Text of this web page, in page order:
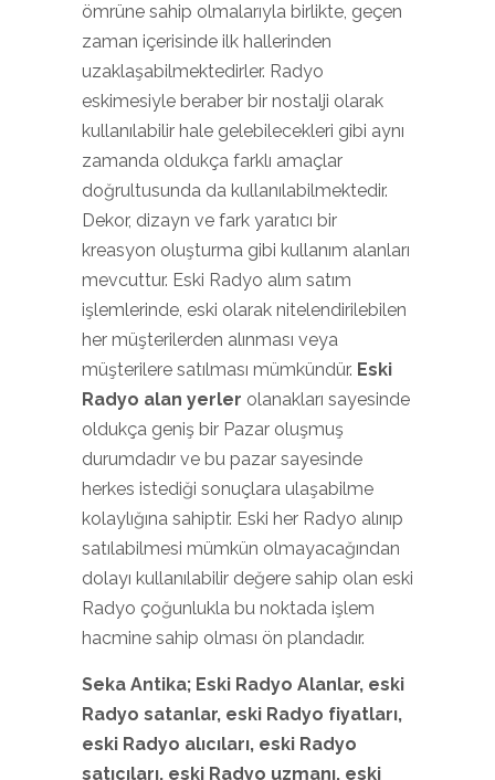
ömrüne sahip olmalarıyla birlikte, geçen
zaman içerisinde ilk hallerinden
uzaklaşabilmektedirler. Radyo
eskimesiyle beraber bir nostalji olarak
kullanılabilir hale gelebilecekleri gibi aynı
zamanda oldukça farklı amaçlar
doğrultusunda da kullanılabilmektedir.
Dekor, dizayn ve fark yaratıcı bir
kreasyon oluşturma gibi kullanım alanları
mevcuttur. Eski Radyo alım satım
işlemlerinde, eski olarak nitelendirilebilen
her müşterilerden alınması veya
müşterilere satılması mümkündür. Eski
Radyo alan yerler olanakları sayesinde
oldukça geniş bir Pazar oluşmuş
durumdadır ve bu pazar sayesinde
herkes istediği sonuçlara ulaşabilme
kolaylığına sahiptir. Eski her Radyo alınıp
satılabilmesi mümkün olmayacağından
dolayı kullanılabilir değere sahip olan eski
Radyo çoğunlukla bu noktada işlem
hacmine sahip olması ön plandadır.
Seka Antika; Eski Radyo Alanlar, eski
Radyo satanlar, eski Radyo fiyatları,
eski Radyo alıcıları, eski Radyo
satıcıları, eski Radyo uzmanı, eski